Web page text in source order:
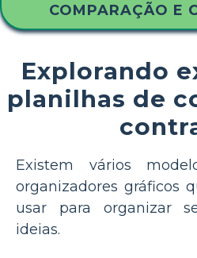
COMPARAÇÃO E
Explorando
planilhas de
Existem vários
organizadores gráficos
usar para organizar
ideias.